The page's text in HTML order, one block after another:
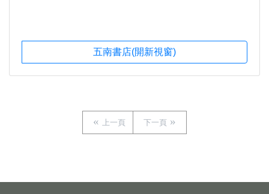
五南書店(開新視窗)
上一頁 下一頁